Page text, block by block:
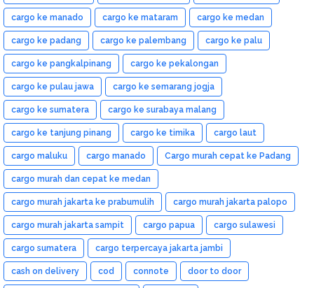
cargo ke manado cargo ke mataram cargo ke medan
cargo ke padang cargo ke palembang cargo ke palu
cargo ke pangkalpinang cargo ke pekalongan
cargo ke pulau jawa cargo ke semarang jogja
cargo ke sumatera cargo ke surabaya malang
cargo ke tanjung pinang cargo ke timika cargo laut
cargo maluku cargo manado Cargo murah cepat ke Padang
cargo murah dan cepat ke medan
cargo murah jakarta ke prabumulih cargo murah jakarta palopo
cargo murah jakarta sampit cargo papua cargo sulawesi
cargo sumatera cargo terpercaya jakarta jambi
cash on delivery cod connote door to door